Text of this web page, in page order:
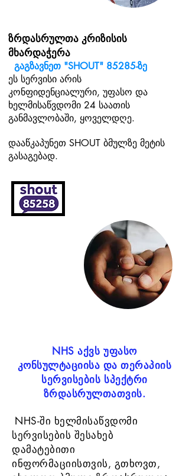
ზრდასრულთა კრიზისის
მხარდაჭერა
გაგზავნეთ "SHOUT" 85285-ზე
ეს სერვისი არის
კონფიდენციალური, უფასო და
ხელმისაწვდომი 24 საათის
განმავლობაში, ყოველდღე.
დააწკაპუნეთ SHOUT ბმულზე მეტის
გასაგებად.
NHS აქვს უფასო
კონსულტაციისა და თერაპიის
სერვისების სპექტრი
ზრდასრულთათვის.
NHS-ში ხელმისაწვდომი
სერვისების შესახებ
დამატებითი
ინფორმაციისთვის, გთხოვთ,